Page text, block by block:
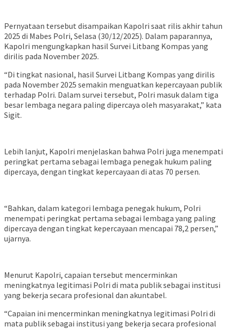
Pernyataan tersebut disampaikan Kapolri saat rilis akhir tahun
2025 di Mabes Polri, Selasa (30/12/2025). Dalam paparannya,
Kapolri mengungkapkan hasil Survei Litbang Kompas yang
dirilis pada November 2025.
“Di tingkat nasional, hasil Survei Litbang Kompas yang dirilis
pada November 2025 semakin menguatkan kepercayaan publik
terhadap Polri. Dalam survei tersebut, Polri masuk dalam tiga
besar lembaga negara paling dipercaya oleh masyarakat,” kata
Sigit.
Lebih lanjut, Kapolri menjelaskan bahwa Polri juga menempati
peringkat pertama sebagai lembaga penegak hukum paling
dipercaya, dengan tingkat kepercayaan di atas 70 persen.
“Bahkan, dalam kategori lembaga penegak hukum, Polri
menempati peringkat pertama sebagai lembaga yang paling
dipercaya dengan tingkat kepercayaan mencapai 78,2 persen,”
ujarnya.
Menurut Kapolri, capaian tersebut mencerminkan
meningkatnya legitimasi Polri di mata publik sebagai institusi
yang bekerja secara profesional dan akuntabel.
“Capaian ini mencerminkan meningkatnya legitimasi Polri di
mata publik sebagai institusi yang bekerja secara profesional